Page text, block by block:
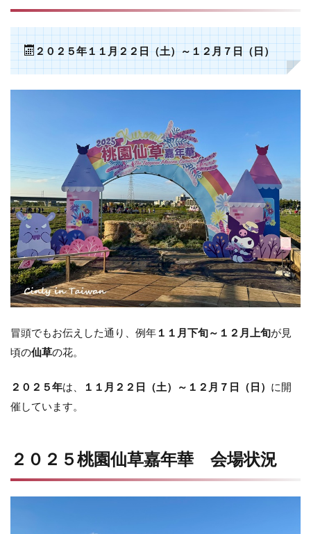
２０２５年１１月２２日（土）～１２月７日（日）
冒頭でもお伝えした通り、例年 １１月下旬～１２月上旬が見
頃の仙草の花。
２０２５年は、 １１月２２日（土）～１２月７日（日） に開
催しています。
２０２５桃園仙草嘉年華 会場状況